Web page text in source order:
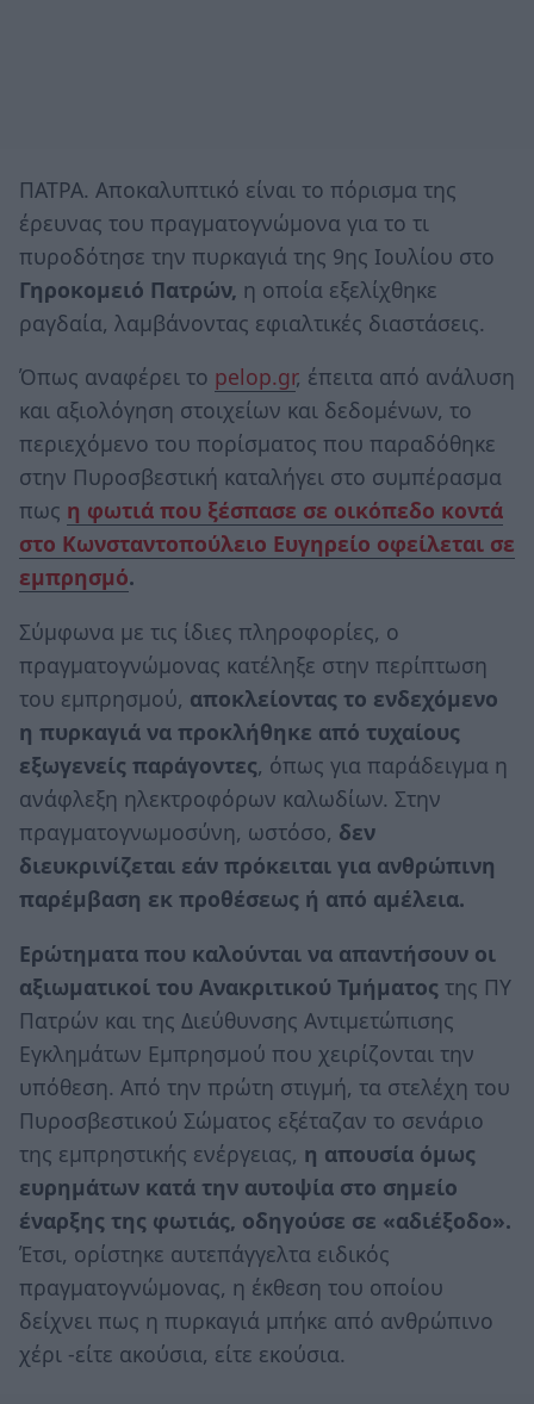
ΠΑΤΡΑ. Αποκαλυπτικό είναι το πόρισμα της
έρευνας του πραγματογνώμονα για το τι
πυροδότησε την πυρκαγιά της 9ης Ιουλίου στο
Γηροκομειό Πατρών, η οποία εξελίχθηκε
ραγδαία, λαμβάνοντας εφιαλτικές διαστάσεις.
Όπως αναφέρει το pelop.gr, έπειτα από ανάλυση
και αξιολόγηση στοιχείων και δεδομένων, το
περιεχόμενο του πορίσματος που παραδόθηκε
στην Πυροσβεστική καταλήγει στο συμπέρασμα
πως η φωτιά που ξέσπασε σε οικόπεδο κοντά
στο Κωνσταντοπούλειο Ευγηρείο οφείλεται σε
εμπρησμό.
Σύμφωνα με τις ίδιες πληροφορίες, ο
πραγματογνώμονας κατέληξε στην περίπτωση
του εμπρησμού, αποκλείοντας το ενδεχόμενο
η πυρκαγιά να προκλήθηκε από τυχαίους
εξωγενείς παράγοντες, όπως για παράδειγμα η
ανάφλεξη ηλεκτροφόρων καλωδίων. Στην
πραγματογνωμοσύνη, ωστόσο, δεν
διευκρινίζεται εάν πρόκειται για ανθρώπινη
παρέμβαση εκ προθέσεως ή από αμέλεια.
Ερώτηματα που καλούνται να απαντήσουν οι
αξιωματικοί του Ανακριτικού Τμήματος της ΠΥ
Πατρών και της Διεύθυνσης Αντιμετώπισης
Εγκλημάτων Εμπρησμού που χειρίζονται την
υπόθεση. Από την πρώτη στιγμή, τα στελέχη του
Πυροσβεστικού Σώματος εξέταζαν το σενάριο
της εμπρηστικής ενέργειας, η απουσία όμως
ευρημάτων κατά την αυτοψία στο σημείο
έναρξης της φωτιάς, οδηγούσε σε «αδιέξοδο».
Έτσι, ορίστηκε αυτεπάγγελτα ειδικός
πραγματογνώμονας, η έκθεση του οποίου
δείχνει πως η πυρκαγιά μπήκε από ανθρώπινο
χέρι -είτε ακούσια, είτε εκούσια.